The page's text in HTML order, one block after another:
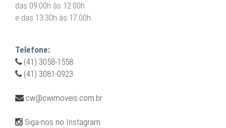
das 09:00h às 12:00h
e das 13:30h às 17:00h
Telefone:
(41) 3058-1558
(41) 3081-0923
cw@cwimoveis.com.br
Siga-nos no Instagram